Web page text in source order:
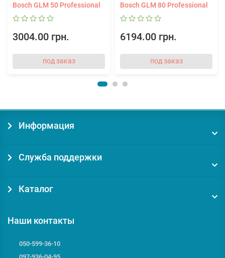
Bosch GLM 50 Professional
3004.00 грн.
под заказ
Bosch GLM 80 Professional
6194.00 грн.
под заказ
Информация
Служба поддержки
Каталог
Наши контакты
050-599-36-10